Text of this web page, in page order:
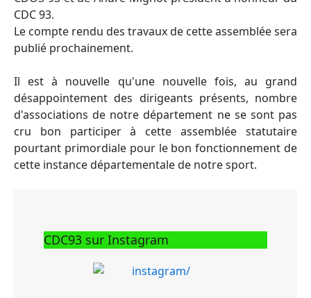
CDC 93.
Le compte rendu des travaux de cette assemblée sera
publié prochainement.
Il est à nouvelle qu'une nouvelle fois, au grand
désappointement des dirigeants présents, nombre
d'associations de notre département ne se sont pas
cru bon participer à cette assemblée statutaire
pourtant primordiale pour le bon fonctionnement de
cette instance départementale de notre sport.
CDC93 sur Instagram